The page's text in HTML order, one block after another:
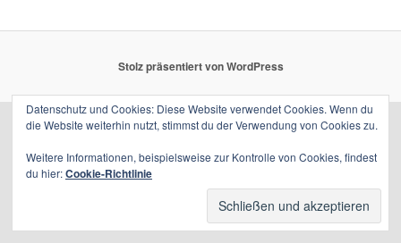
Stolz präsentiert von WordPress
Datenschutz und Cookies: Diese Website verwendet Cookies. Wenn du
die Website weiterhin nutzt, stimmst du der Verwendung von Cookies zu.
Weitere Informationen, beispielsweise zur Kontrolle von Cookies, findest
du hier:Cookie-Richtlinie